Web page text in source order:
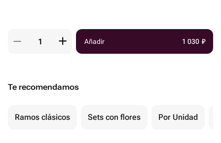
Añadir 1 030 ₽
Te recomendamos
Ramos clásicos Sets con flores Por Unidad